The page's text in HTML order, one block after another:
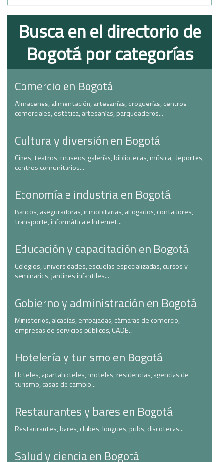
Busca en el directorio de
Bogotá por categorías
Comercio en Bogotá
Almacenes, alimentación, artesanías, droguerías, centros
comerciales, estética, artesanías, parqueaderos...
Cultura y diversión en Bogotá
Cines, teatros, museos, galerías, bibliotecas, música, deportes,
centros comunitarios...
Economía e industria en Bogotá
Bancos, aseguradoras, inmobiliarias, abogados, contadores,
transporte, informática e Internet...
Educación y capacitación en Bogotá
Colegios, universidades, escuelas especializadas, cursos y
seminarios, jardines infantiles...
Gobierno y administración en Bogotá
Ministerios, alcadías, embajadas, cámaras de comercio,
empresas de servicios públicos, CADE...
Hotelería y turismo en Bogotá
Hoteles, apartahoteles, moteles, residencias, agencias de
turismo, casas de cambio...
Restaurantes y bares en Bogotá
Restaurantes, bares, clubes, longues, pubs, discotecas...
Salud y ciencia en Bogotá